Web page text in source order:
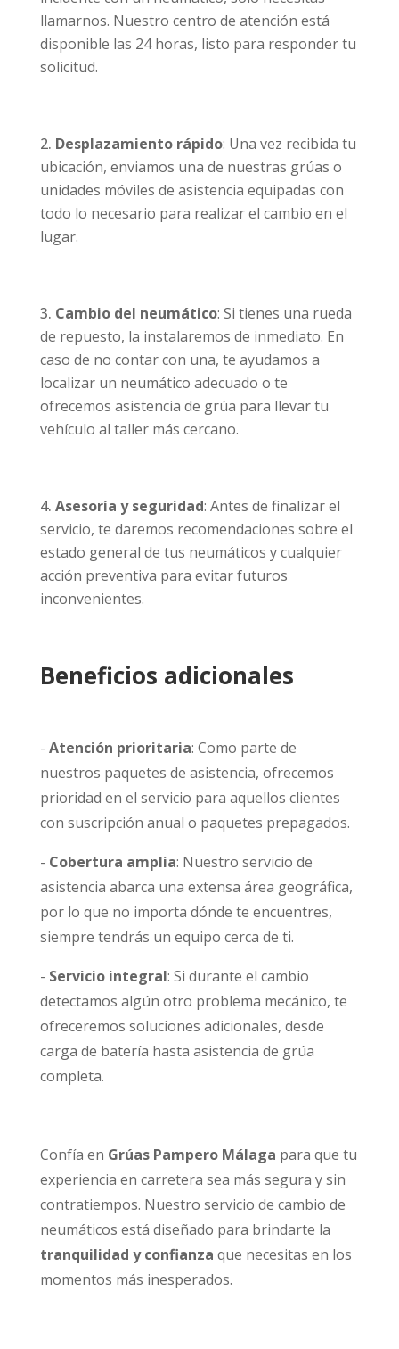
llamarnos. Nuestro centro de atención está
disponible las 24 horas, listo para responder tu
solicitud.
Desplazamiento rápido: Una vez recibida tu
ubicación, enviamos una de nuestras grúas o
unidades móviles de asistencia equipadas con
todo lo necesario para realizar el cambio en el
lugar.
Cambio del neumático: Si tienes una rueda
de repuesto, la instalaremos de inmediato. En
caso de no contar con una, te ayudamos a
localizar un neumático adecuado o te
ofrecemos asistencia de grúa para llevar tu
vehículo al taller más cercano.
Asesoría y seguridad: Antes de finalizar el
servicio, te daremos recomendaciones sobre el
estado general de tus neumáticos y cualquier
acción preventiva para evitar futuros
inconvenientes.
Beneficios adicionales
- Atención prioritaria: Como parte de
nuestros paquetes de asistencia, ofrecemos
prioridad en el servicio para aquellos clientes
con suscripción anual o paquetes prepagados.
- Cobertura amplia: Nuestro servicio de
asistencia abarca una extensa área geográfica,
por lo que no importa dónde te encuentres,
siempre tendrás un equipo cerca de ti.
- Servicio integral: Si durante el cambio
detectamos algún otro problema mecánico, te
ofreceremos soluciones adicionales, desde
carga de batería hasta asistencia de grúa
completa.
Confía en Grúas Pampero Málaga para que tu
experiencia en carretera sea más segura y sin
contratiempos. Nuestro servicio de cambio de
neumáticos está diseñado para brindarte la
tranquilidad y confianza que necesitas en los
momentos más inesperados.